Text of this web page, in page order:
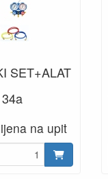
SET+ALAT
na upit